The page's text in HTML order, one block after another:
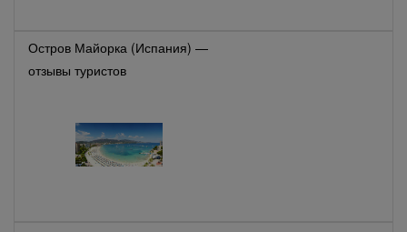
Остров Майорка (Испания) —
отзывы туристов